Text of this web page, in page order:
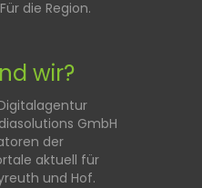
die Region.
wir?
GmbH
der
aktuell für
und Hof.